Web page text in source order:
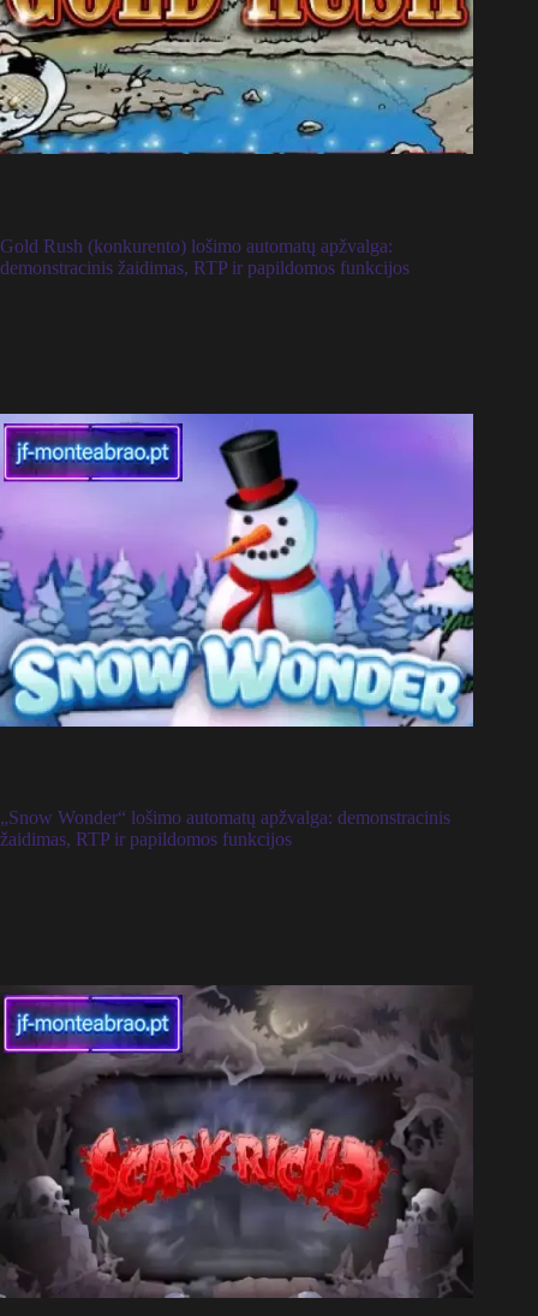
Gold Rush (konkurento) lošimo automatų apžvalga:
demonstracinis žaidimas, RTP ir papildomos funkcijos
„Snow Wonder“ lošimo automatų apžvalga: demonstracinis
žaidimas, RTP ir papildomos funkcijos